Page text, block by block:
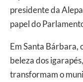
presidente da
papel do
Em Santa Bárbara,
beleza dos
transformam o